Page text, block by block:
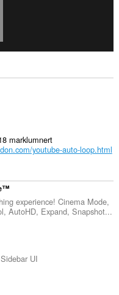
marklumnert
youtube-auto-loop.html
experience! Cinema Mode,
AutoHD, Expand, Snapshot...
UI